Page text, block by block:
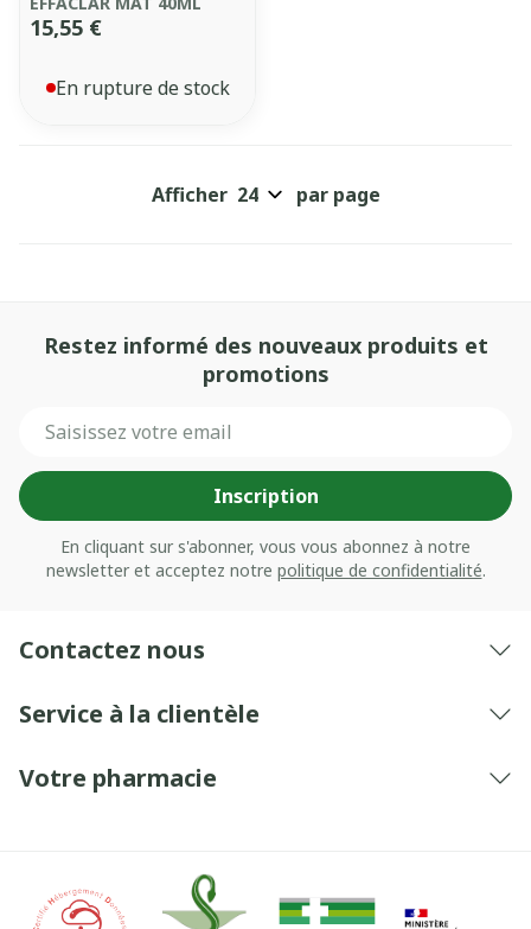
15,55 €
En rupture de stock
Afficher par page
Restez informé des nouveaux produits et
promotions
Inscription
En cliquant sur s'abonner, vous vous abonnez à notre
newsletter et acceptez notre politique de confidentialité.
Contactez nous
Service à la clientèle
Votre pharmacie